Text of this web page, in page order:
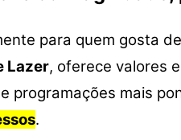
para quem gosta
Lazer, oferece valores
programações mais
.